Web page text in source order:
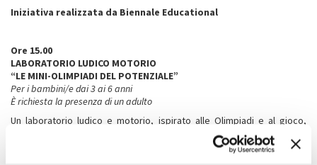
Iniziativa realizzata da Biennale Educational
Ore 15.00
LABORATORIO LUDICO MOTORIO
“LE MINI-OLIMPIADI DEL POTENZIALE”
Per i bambini/e dai 3 ai 6 anni
È richiesta la presenza di un adulto
Un laboratorio ludico e motorio, ispirato alle Olimpiadi e al gioco,
conduce i più piccoli alla scoperta di punti di forza come curiosità,
creatività e gentilezza, allenando la fiducia in sé e negli altri. Il